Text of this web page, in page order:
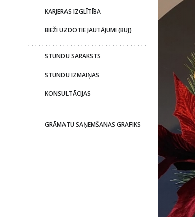
KARJERAS IZGLĪTĪBA
BIEŽI UZDOTIE JAUTĀJUMI (BUJ)
STUNDU SARAKSTS
STUNDU IZMAIŅAS
KONSULTĀCIJAS
GRĀMATU SAŅEMŠANAS GRAFIKS